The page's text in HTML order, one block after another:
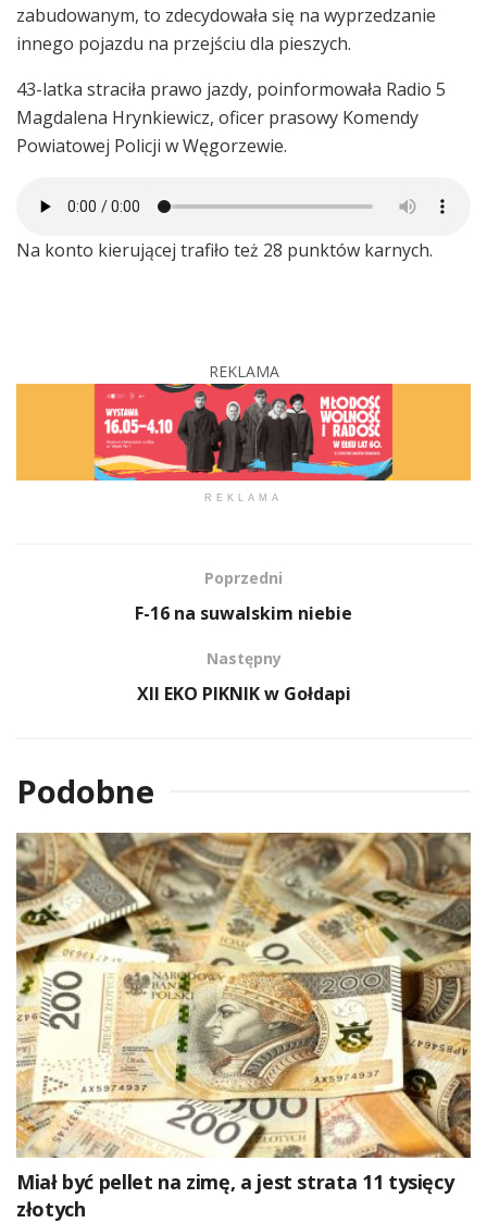
zabudowanym, to zdecydowała się na wyprzedzanie
innego pojazdu na przejściu dla pieszych.
43-latka straciła prawo jazdy, poinformowała Radio 5
Magdalena Hrynkiewicz, oficer prasowy Komendy
Powiatowej Policji w Węgorzewie.
Na konto kierującej trafiło też 28 punktów karnych.
REKLAMA
REKLAMA
Poprzedni
F-16 na suwalskim niebie
Następny
XII EKO PIKNIK w Gołdapi
Podobne
Miał być pellet na zimę, a jest strata 11 tysięcy
złotych